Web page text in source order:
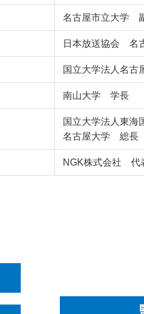
名古屋市立大学
日本放送協会 名
国立大学法人名
南山大学 学長
国立大学法人東海
名古屋大学 総長
NGK株式会社 代